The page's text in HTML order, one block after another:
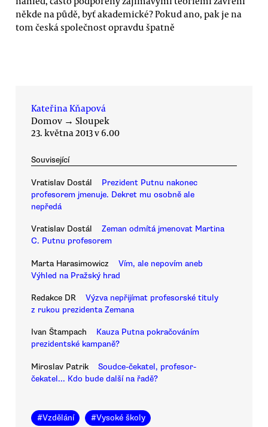
někde na půdě, byť akademické? Pokud ano, pak je na
tom česká společnost opravdu špatně
Kateřina Kňapová
Domov → Sloupek
23. května 2013 v 6.00
Související
Vratislav Dostál
Prezident Putnu nakonec
profesorem jmenuje. Dekret mu osobně ale
nepředá
Vratislav Dostál
Zeman odmítá jmenovat Martina
C. Putnu profesorem
Marta Harasimowicz
Vím, ale nepovím aneb
Výhled na Pražský hrad
Redakce DR
Výzva nepřijímat profesorské tituly
z rukou prezidenta Zemana
Ivan Štampach
Kauza Putna pokračováním
prezidentské kampaně?
Miroslav Patrik
Soudce-čekatel, profesor-
čekatel... Kdo bude další na řadě?
#Vzdělání #Vysoké školy